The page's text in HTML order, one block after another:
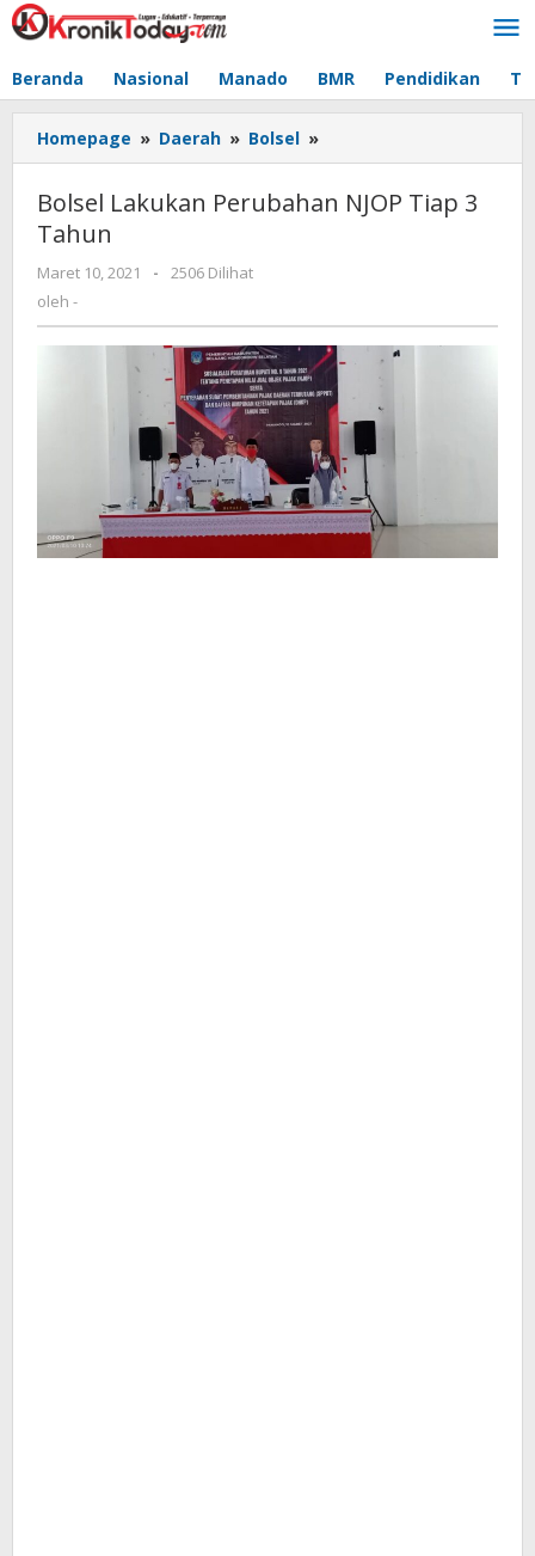
Lewati
ke
Beranda Nasional Manado BMR Pendidikan
Homepage » Daerah » Bolsel »
Lakukan
NJOP
Bolsel Lakukan Perubahan NJOP Tiap 3
Tahun
Maret 10, 2021
oleh
-
2506 Dilihat
oleh -